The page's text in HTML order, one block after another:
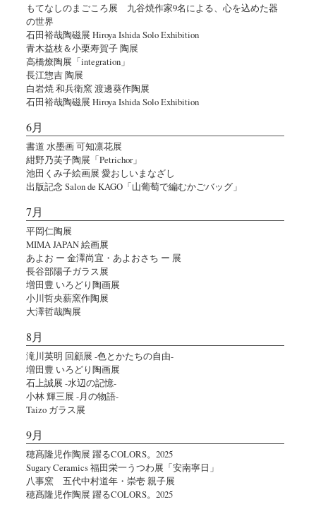
もてなしのまごころ展 九谷焼作家9名による、心を込めた器
の世界
石田裕哉陶磁展 Hiroya Ishida Solo Exhibition
青木益枝＆小栗寿賀子 陶展
高橋燎陶展「integration」
長江惣吉 陶展
白岩焼 和兵衛窯 渡邊葵作陶展
石田裕哉陶磁展 Hiroya Ishida Solo Exhibition
6月
書道 水墨画 可知凛花展
紺野乃芙子陶展「Petrichor」
池田くみ子絵画展 愛おしいまなざし
出版記念 Salon de KAGO「山葡萄で編むかごバッグ」
7月
平岡仁陶展
MIMA JAPAN 絵画展
あよお ー 金澤尚宜・あよおさち ー 展
長谷部陽子ガラス展
増田豊 いろどり陶画展
小川哲央薪窯作陶展
大澤哲哉陶展
8月
滝川英明 回顧展 -色とかたちの自由-
増田豊 いろどり陶画展
石上誠展 -水辺の記憶-
小林 輝三展 -月の物語-
Taizo ガラス展
9月
穂髙隆児作陶展 躍るCOLORS。2025
Sugary Ceramics 福田栄一うつわ展「安南寧日」
八事窯 五代中村道年・崇壱 親子展
穂髙隆児作陶展 躍るCOLORS。2025